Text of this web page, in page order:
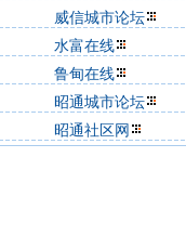
威信城市论坛
水富在线
鲁甸在线
昭通城市论坛
昭通社区网